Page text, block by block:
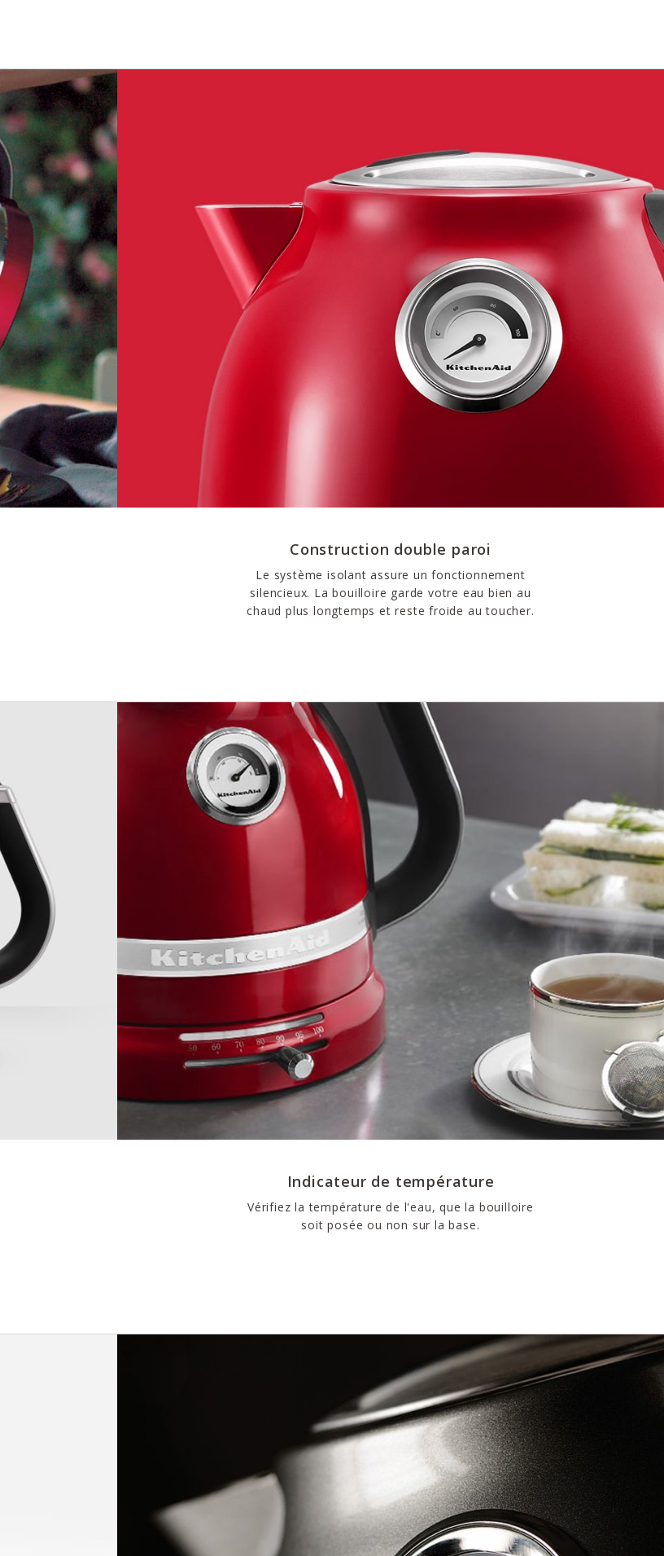
Construction double paroi
Le système isolant assure un fonctionnement
silencieux. La bouilloire garde votre eau bien au
chaud plus longtemps et reste froide au toucher.
Indicateur de température
Vérifiez la température de l'eau, que la bouilloire
soit posée ou non sur la base.